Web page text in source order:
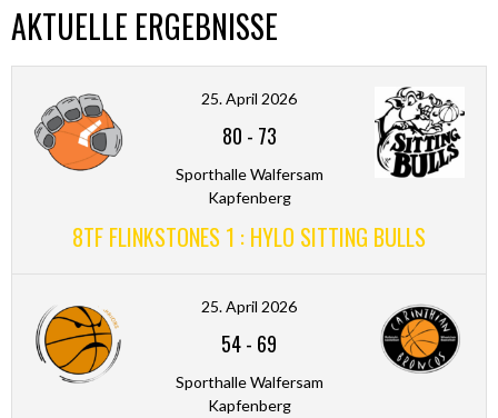
AKTUELLE ERGEBNISSE
25. April 2026
80 - 73
Sporthalle Walfersam
Kapfenberg
8TF FLINKSTONES 1 : HYLO SITTING BULLS
25. April 2026
54- 69
Sporthalle Walfersam
Kapfenberg